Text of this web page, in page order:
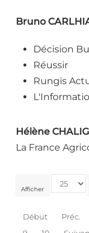
Afficher
Début Préc.
Bruno
Décision
Réussir
Rungis
Hélène
La France